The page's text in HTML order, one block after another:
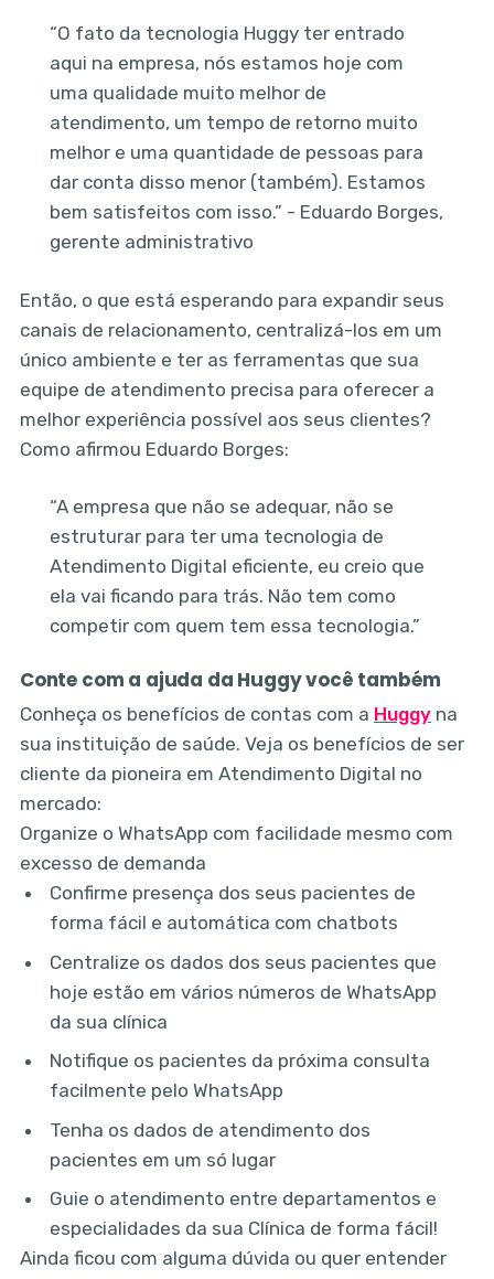
“O fato da tecnologia Huggy ter entrado
aqui na empresa, nós estamos hoje com
uma qualidade muito melhor de
atendimento, um tempo de retorno muito
melhor e uma quantidade de pessoas para
dar conta disso menor (também). Estamos
bem satisfeitos com isso.” - Eduardo Borges,
gerente administrativo
Então, o que está esperando para expandir seus
canais de relacionamento, centralizá-los em um
único ambiente e ter as ferramentas que sua
equipe de atendimento precisa para oferecer a
melhor experiência possível aos seus clientes?
Como afirmou Eduardo Borges:
“A empresa que não se adequar, não se
estruturar para ter uma tecnologia de
Atendimento Digital eficiente, eu creio que
ela vai ficando para trás. Não tem como
competir com quem tem essa tecnologia.”
Conte com a ajuda da Huggy você também
Conheça os benefícios de contas com a Huggyna
sua instituição de saúde. Veja os benefícios de ser
cliente da pioneira em Atendimento Digital no
mercado:
Organize o WhatsApp com facilidade mesmo com
excesso de demanda
Confirme presença dos seus pacientes de
forma fácil e automática com chatbots
Centralize os dados dos seus pacientes que
hoje estão em vários números de WhatsApp
da sua clínica
Notifique os pacientes da próxima consulta
facilmente pelo WhatsApp
Tenha os dados de atendimento dos
pacientes em um só lugar
Guie o atendimento entre departamentos e
especialidades da sua Clínica de forma fácil!
Ainda ficou com alguma dúvida ou quer entender